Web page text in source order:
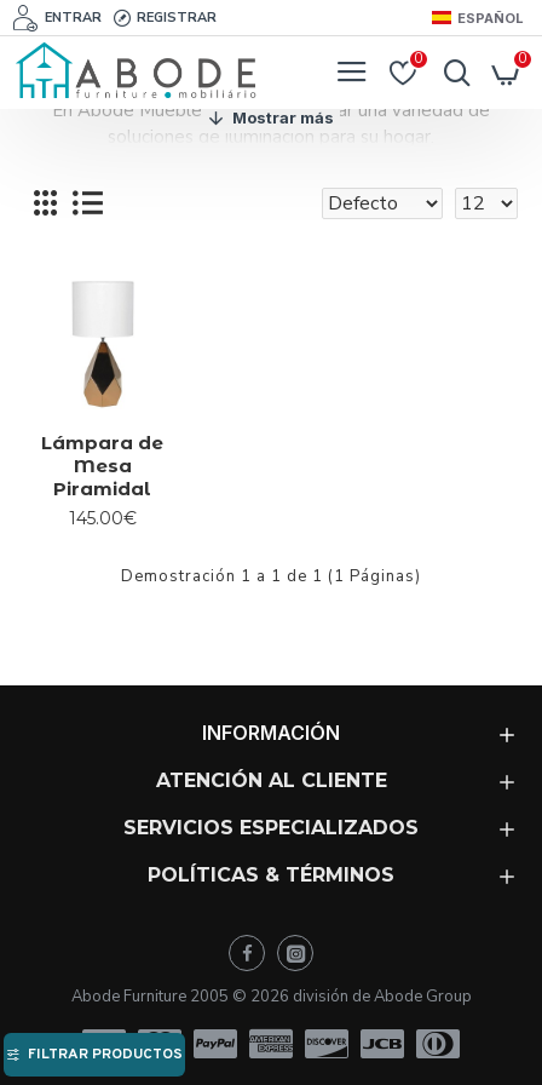
ENTRAR REGISTRAR ESPAÑOL
0 0
En Abode Muebles puede encontrar una variedad de
soluciones de iluminación para su hogar.
Iluminación decorativa y funcional.
Lámpara de
Mesa
Piramidal
145.00€
Demostración 1 a 1 de 1 (1 Páginas)
INFORMACIÓN
ATENCIÓN AL CLIENTE
SERVICIOS ESPECIALIZADOS
POLÍTICAS & TÉRMINOS
Abode Furniture 2005 © 2026 división de Abode Group
FILTRAR PRODUCTOS